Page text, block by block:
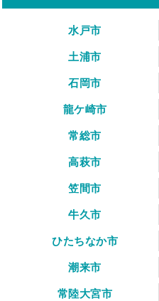
水戸市
土浦市
石岡市
龍ケ崎市
常総市
高萩市
笠間市
牛久市
ひたちなか市
潮来市
常陸大宮市